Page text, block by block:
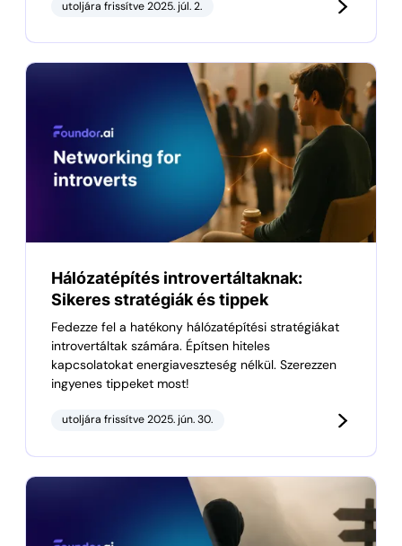
utoljára frissítve 2025. júl. 2.
Hálózatépítés introvertáltaknak:
Sikeres stratégiák és tippek
Fedezze fel a hatékony hálózatépítési stratégiákat
introvertáltak számára. Építsen hiteles
kapcsolatokat energiaveszteség nélkül. Szerezzen
ingyenes tippeket most!
utoljára frissítve 2025. jún. 30.